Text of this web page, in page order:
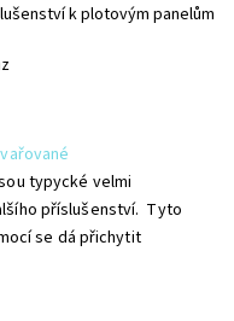
k plotovým panelům
typycké velmi
příslušenství. Tyto
se dá přichytit